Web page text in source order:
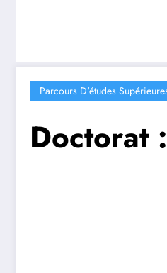
Parcours D'études
Doctorat